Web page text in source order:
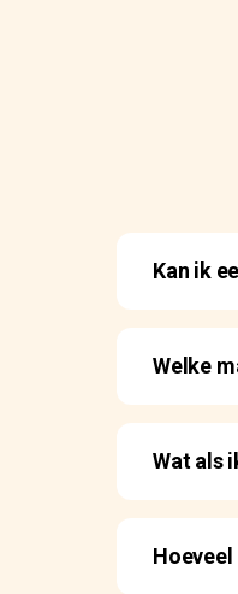
Kan ik
Welke
Wat als